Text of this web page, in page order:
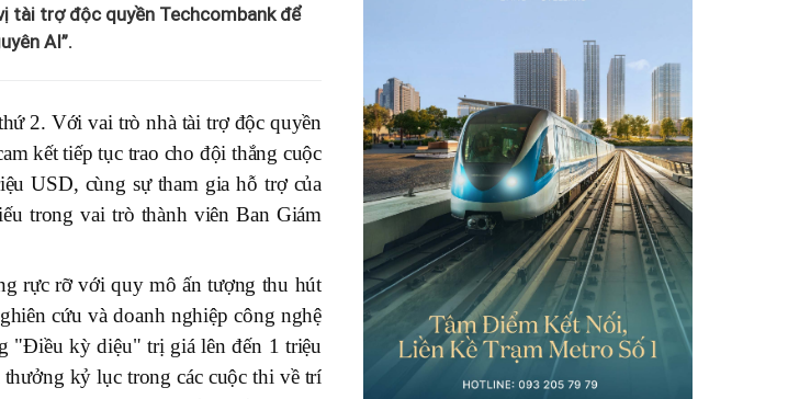
tài trợ độc quyền Techcombank để
AI”.
2. Với vai trò nhà tài trợ độc quyền
kết tiếp tục trao cho đội thắng cuộc
USD, cùng sự tham gia hỗ trợ của
trong vai trò thành viên Ban Giám
rực rỡ với quy mô ấn tượng thu hút
cứu và doanh nghiệp công nghệ
"Điều kỳ diệu" trị giá lên đến 1 triệu
kỷ lục trong các cuộc thi về trí